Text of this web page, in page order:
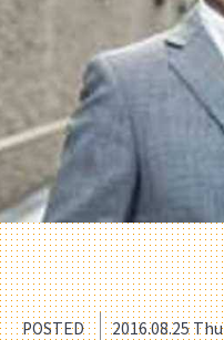
POSTED 2016.08.25 Thu